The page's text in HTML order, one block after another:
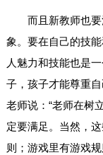
而且新教师也
象。要在自己的技
人魅力和技能也是
子，孩子才能尊重
老师说：“老师在树
定要满足。当然，
则；游戏里有游戏